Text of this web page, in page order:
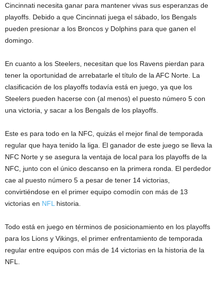
Cincinnati necesita ganar para mantener vivas sus esperanzas de
playoffs. Debido a que Cincinnati juega el sábado, los Bengals
pueden presionar a los Broncos y Dolphins para que ganen el
domingo.
En cuanto a los Steelers, necesitan que los Ravens pierdan para
tener la oportunidad de arrebatarle el título de la AFC Norte. La
clasificación de los playoffs todavía está en juego, ya que los
Steelers pueden hacerse con (al menos) el puesto número 5 con
una victoria, y sacar a los Bengals de los playoffs.
Este es para todo en la NFC, quizás el mejor final de temporada
regular que haya tenido la liga. El ganador de este juego se lleva la
NFC Norte y se asegura la ventaja de local para los playoffs de la
NFC, junto con el único descanso en la primera ronda. El perdedor
cae al puesto número 5 a pesar de tener 14 victorias,
convirtiéndose en el primer equipo comodín con más de 13
victorias en NFL historia.
Todo está en juego en términos de posicionamiento en los playoffs
para los Lions y Vikings, el primer enfrentamiento de temporada
regular entre equipos con más de 14 victorias en la historia de la
NFL.